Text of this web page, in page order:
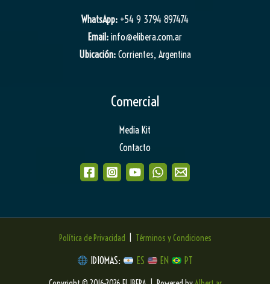
WhatsApp: +54 9 3794 897474
Email: info@elibera.com.ar
Ubicación: Corrientes, Argentina
Comercial
Media Kit
Contacto
Política de Privacidad Términos y Condiciones
IDIOMAS: ES EN PT